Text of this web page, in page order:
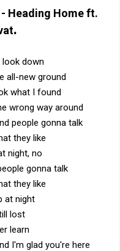
Heading Home ft.
.
down
all-new ground
what I found
wrong way around
people gonna talk
they like
night, no
gonna talk
they like
at night
lost
learn
I'm glad you're here